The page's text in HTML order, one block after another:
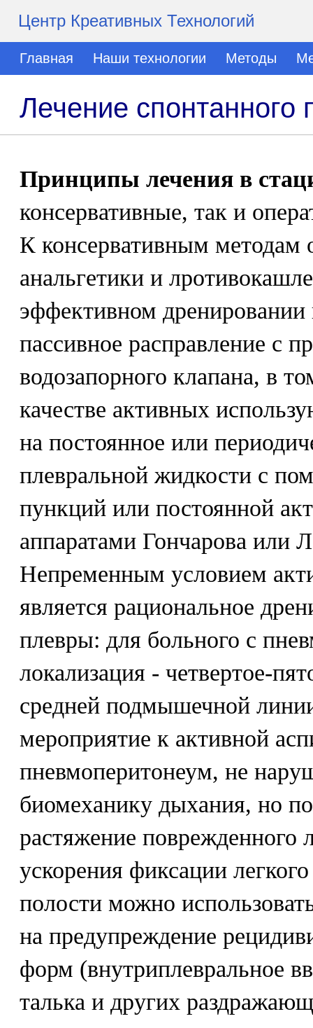
Центр Креативных Технологий
Главная Наши технологии Методы
Лечение спонтанного
Принципы лечения в
консервативные, так и
К консервативным методам
анальгетики и
эффективном
пассивное расправление с
водозапорного клапана, в
качестве активных
на постоянное или
плевральной жидкости с
пункций или постоянной
аппаратами Гончарова или
Непременным условием
является рациональное
плевры: для больного с
локализация - четвертое-
средней подмышечной
мероприятие к активной
пневмоперитонеум, не
биомеханику дыхания, но
растяжение поврежденного
ускорения фиксации
полости можно
на предупреждение
форм (внутриплевральное
талька и других